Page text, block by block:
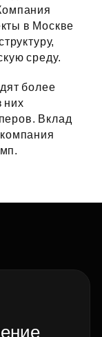
в Москве
среду.
более
них
Вклад